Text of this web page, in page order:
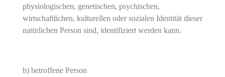
physiologischen, genetischen, psychischen,
wirtschaftlichen, kulturellen oder sozialen Identität dieser
natürlichen Person sind, identifiziert werden kann.
b) betroffene Person